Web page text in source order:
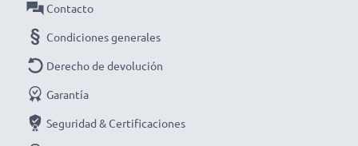
para GPS Navigon :
Marca:subtel
Entrada / Input:12V / 24V
Conector 1:
Contacto
Condiciones generales
Derecho de devolución
Garantía
Seguridad & Certificaciones